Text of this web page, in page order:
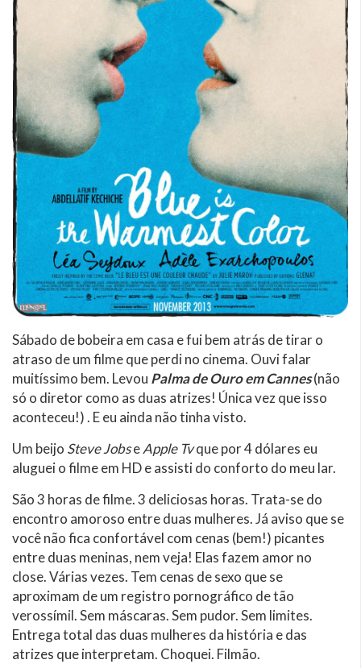
Sábado de bobeira em casa e fui bem atrás de tirar o
atraso de um filme que perdi no cinema. Ouvi falar
muitíssimo bem. Levou Palma de Ouro em Cannes(não
só o diretor como as duas atrizes! Única vez que isso
aconteceu!) . E eu ainda não tinha visto.
Um beijo Steve JobseApple Tvque por 4 dólares eu
aluguei o filme em HD e assisti do conforto do meu lar.
São 3 horas de filme. 3 deliciosas horas. Trata-se do
encontro amoroso entre duas mulheres. Já aviso que se
você não fica confortável com cenas (bem!) picantes
entre duas meninas, nem veja! Elas fazem amor no
close. Várias vezes. Tem cenas de sexo que se
aproximam de um registro pornográfico de tão
verossímil. Sem máscaras. Sem pudor. Sem limites.
Entrega total das duas mulheres da história e das
atrizes que interpretam. Choquei. Filmão.